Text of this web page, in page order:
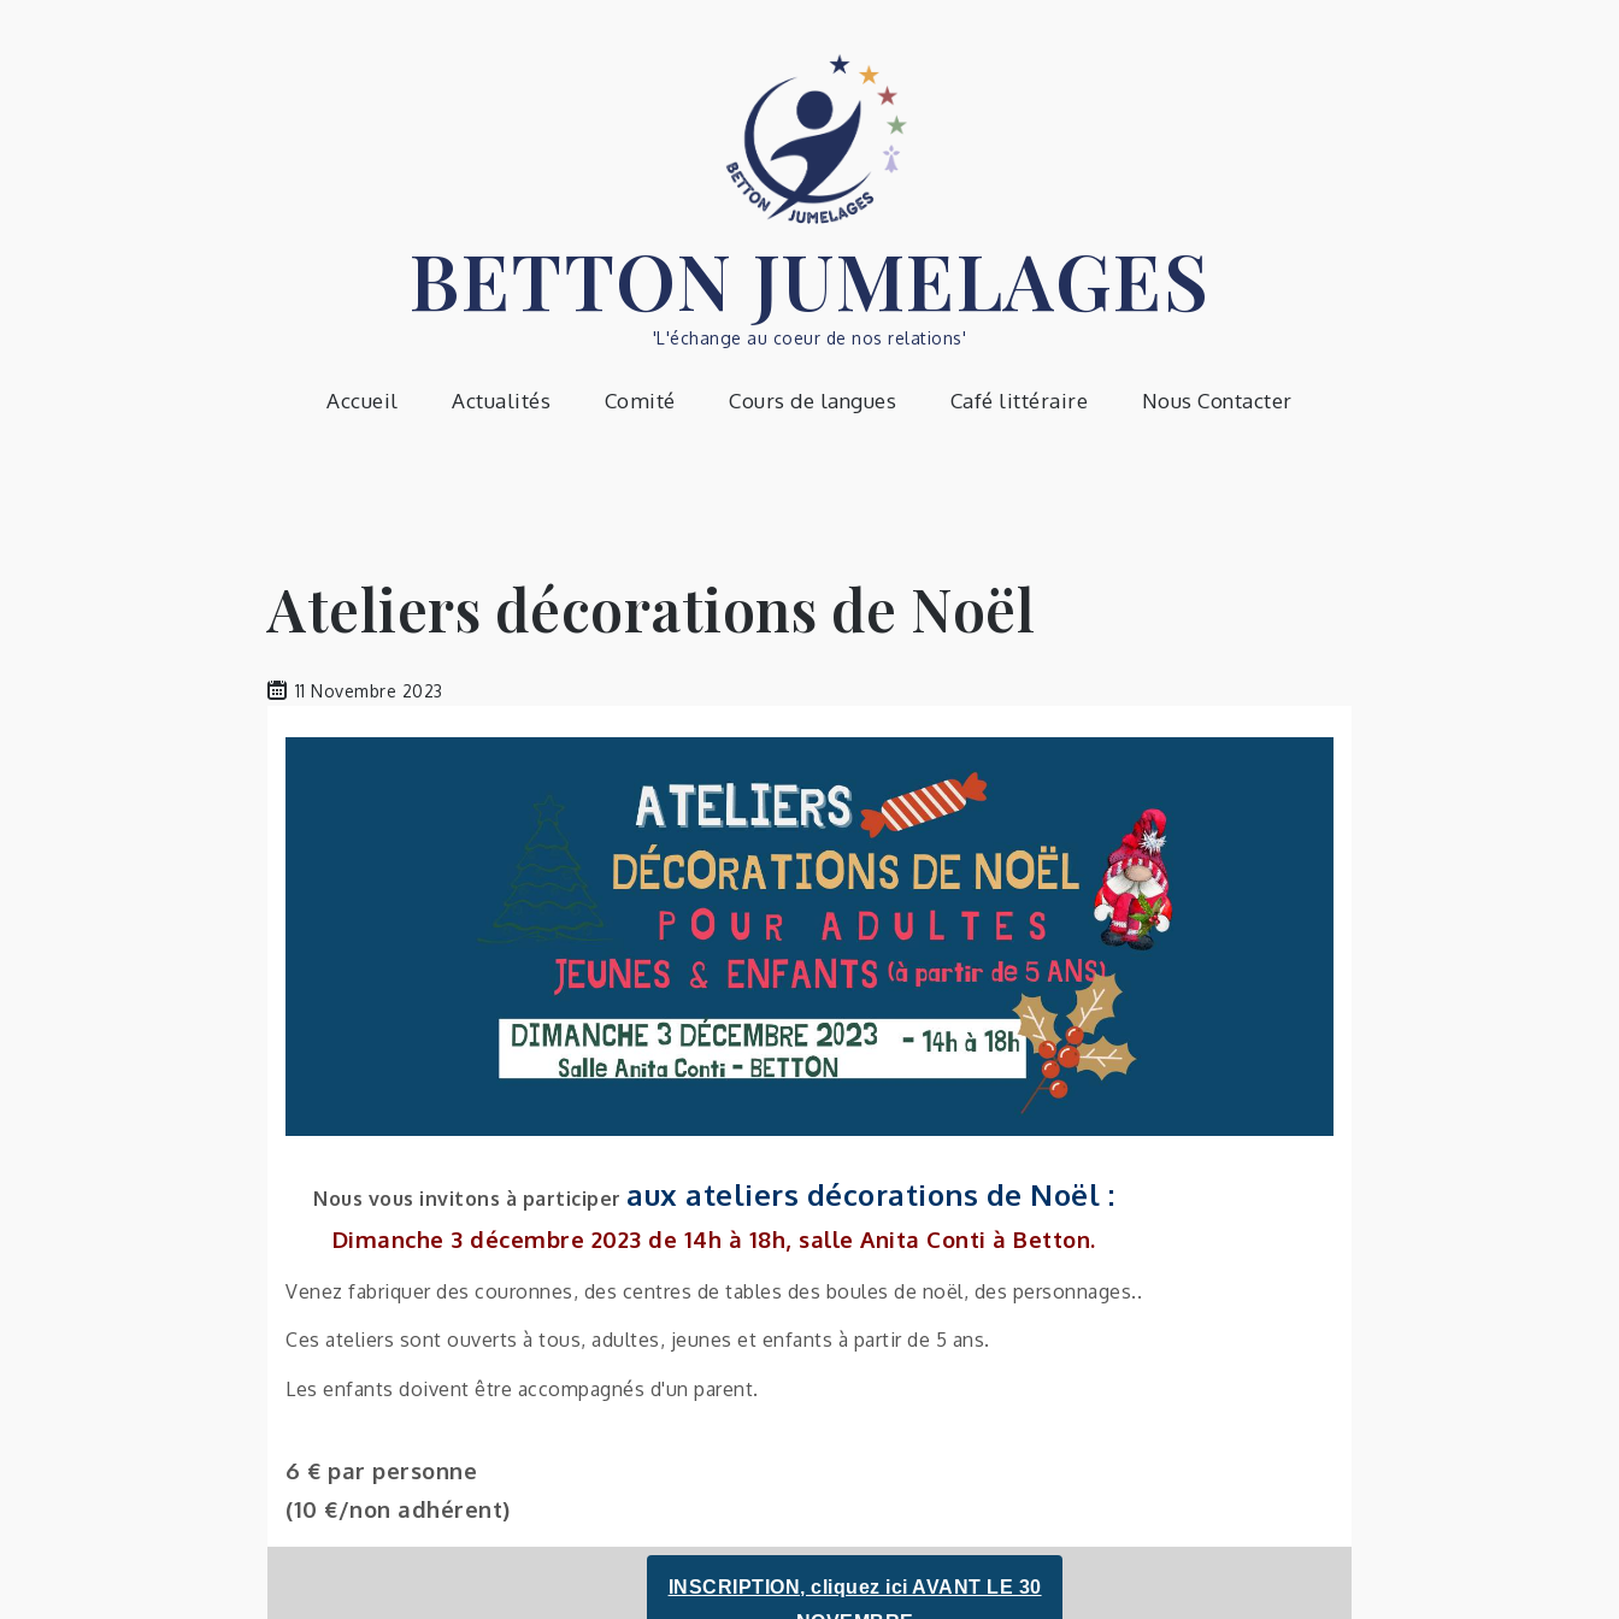
BETTON JUMELAGES
'L'échange au coeur de nos relations'
Accueil Actualités Comité Cours de langues Café littéraire Nous Contacter
Ateliers décorations de Noël
11 Novembre 2023
Nous vous invitons à participer aux ateliers décorations de Noël :
Dimanche 3 décembre 2023 de 14h à 18h, salle Anita Conti à Betton.
Venez fabriquer des couronnes, des centres de tables des boules de noël, des personnages..
Ces ateliers sont ouverts à tous, adultes, jeunes et enfants à partir de 5 ans.
Les enfants doivent être accompagnés d'un parent.
6 € par personne
(10 €/non adhérent)
INSCRIPTION, cliquez ici AVANT LE 30